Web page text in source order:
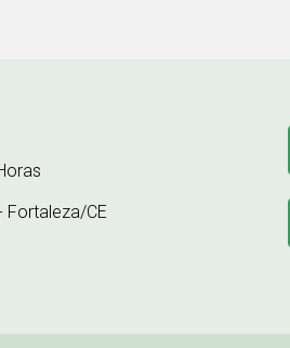
Fortaleza/CE